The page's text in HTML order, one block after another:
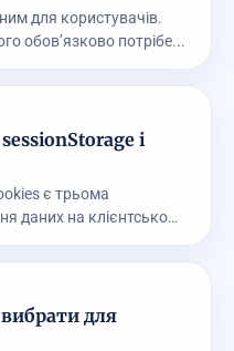
для користувачів.
обов’язково потрібе...
і
є трьома
даних на клієнтському
для